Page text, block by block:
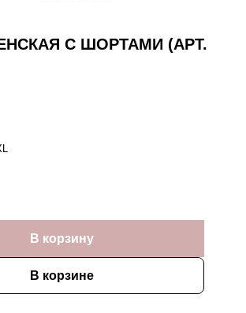
С ШОРТАМИ (АРТ.
В корзину
В корзине